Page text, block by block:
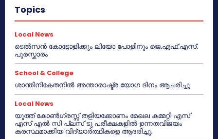
Topics
Local News
ടെൽസൻ കോട്ടോളിക്കും ലിയോ പോളിനും ജെ.എഫ്.എസ്.
പുരസ്കാരം
School & College
ശാന്തിനികേതനിൽ അന്താരാഷ്ട്ര യോഗ ദിനം ആചരിച്ചു
Local News
യൂത്ത് കോൺഗ്രസ്സ് തളിയക്കോണം മേഖല കമ്മറ്റി എസ്
എസ് എൽ സി പ്ലസ് ടു പരീക്ഷകളിൽ ഉന്നതവിജയം
കരസ്ഥമാക്കിയ വിദ്യാർത്ഥികളെ ആദരിച്ചു.